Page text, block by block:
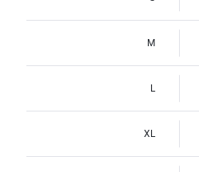
M
L
XL